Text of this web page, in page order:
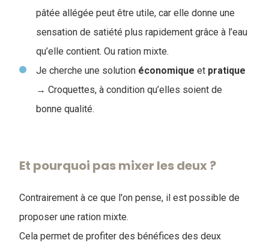
pâtée allégée peut être utile, car elle donne une
sensation de satiété plus rapidement grâce à l’eau
qu’elle contient. Ou ration mixte.
Je cherche une solution économique et pratique
→ Croquettes, à condition qu’elles soient de
bonne qualité.
Et pourquoi pas mixer les deux ?
Contrairement à ce que l'on pense, il est possible de
proposer une ration mixte.
Cela permet de profiter des bénéfices des deux